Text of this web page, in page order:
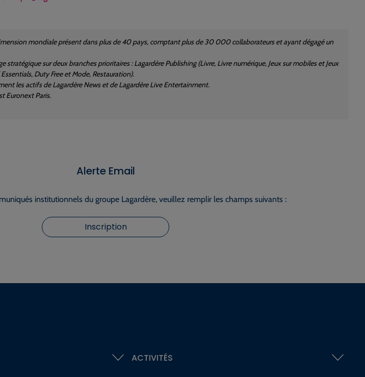
mondiale présent dans plus de 40 pays, comptant plus de 30 000 collaborateurs et ayant dégagé un
stratégique sur deux branches prioritaires : Lagardère Publishing (Livre, Livre numérique, Jeux sur mobiles et Jeux
Duty Free et Mode, Restauration).
les actifs de Lagardère News et de Lagardère Live Entertainment.
Euronext Paris.
Alerte Email
institutionnels du groupe Lagardère, veuillez remplir les champs suivants :
Inscription
ACTIVITÉS